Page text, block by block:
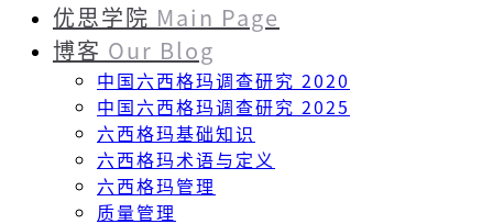
优思学院 Main Page
博客 Our Blog
中国六西格玛调查研究 2020
中国六西格玛调查研究 2025
六西格玛基础知识
六西格玛术语与定义
六西格玛管理
质量管理